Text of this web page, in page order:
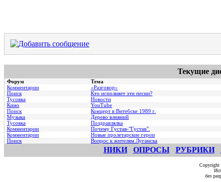
Текущие
Форум
Тема
Комментарии
«Разговор»
Поиск
Кто исполняет эти песни?
Тусовка
Новости
Кино
YouTube
Поиск
Концерт в Витебске 1989 г.
Музыка
Дерево влияний
Тусовка
Поздравлялка
Комментарии
Почему Густав-"Густав".
Комментарии
Hовые пролетарские герои
Поиск
Вопрос к жителям Луганска
НИКИ ОПРОСЫ РУБРИКИ
без